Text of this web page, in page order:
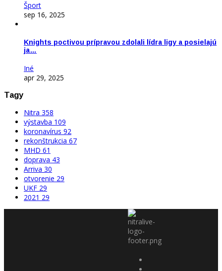
Šport
sep 16, 2025
Knights poctivou prípravou zdolali lídra ligy a posielajú
ja…
Iné
apr 29, 2025
Tagy
Nitra 358
výstavba 109
koronavírus 92
rekonštrukcia 67
MHD 61
doprava 43
Arriva 30
otvorenie 29
UKF 29
2021 29